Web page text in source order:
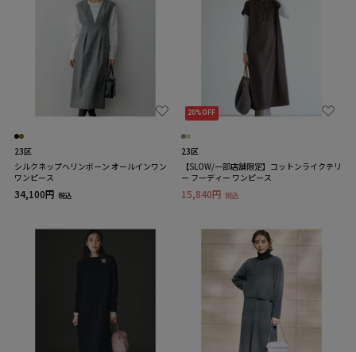
23区
シルクネップヘリンボーン オールインワン
ワンピース
34,100円 税込
20%OFF
23区
【SLOW/一部店舗限定】コットンライクテリ
ー フーディー ワンピース
15,840円 税込